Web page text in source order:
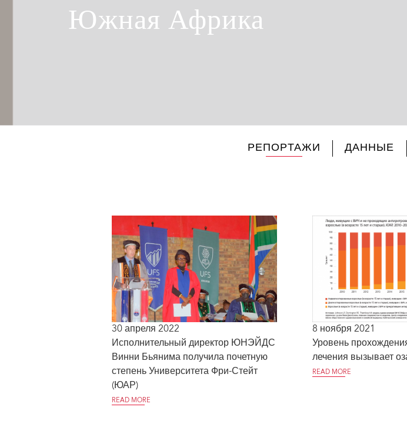
Южная Африка
РЕПОРТАЖИ ДАННЫЕ
30 апреля 2022
Исполнительный директор ЮНЭЙДС
Винни Бьянима получила почетную
степень Университета Фри-Стейт
(ЮАР)
READ MORE
8 ноября 2021
Уровень
лечения вызывает
READ MORE